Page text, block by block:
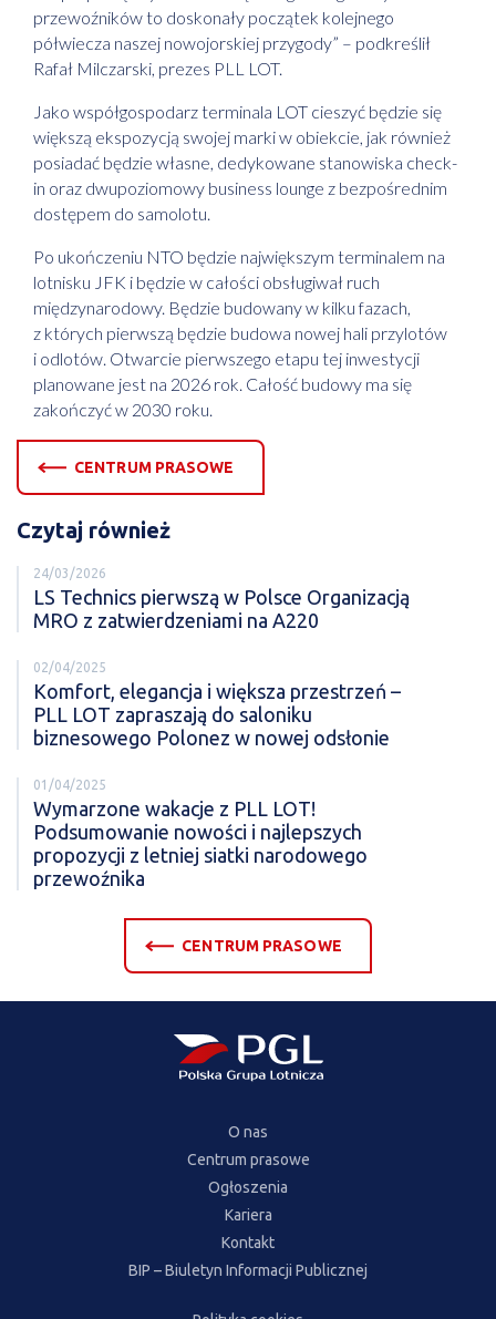
przewoźników to doskonały początek kolejnego
półwiecza naszej nowojorskiej przygody” – podkreślił
Rafał Milczarski, prezes PLL LOT.
Jako współgospodarz terminala LOT cieszyć będzie się
większą ekspozycją swojej marki w obiekcie, jak również
posiadać będzie własne, dedykowane stanowiska check-
in oraz dwupoziomowy business lounge z bezpośrednim
dostępem do samolotu.
Po ukończeniu NTO będzie największym terminalem na
lotnisku JFK i będzie w całości obsługiwał ruch
międzynarodowy. Będzie budowany w kilku fazach,
z których pierwszą będzie budowa nowej hali przylotów
i odlotów. Otwarcie pierwszego etapu tej inwestycji
planowane jest na 2026 rok. Całość budowy ma się
zakończyć w 2030 roku.
CENTRUM PRASOWE
Czytaj również
24/03/2026
LS Technics pierwszą w Polsce Organizacją
MRO z zatwierdzeniami na A220
02/04/2025
Komfort, elegancja i większa przestrzeń –
PLL LOT zapraszają do saloniku
biznesowego Polonez w nowej odsłonie
01/04/2025
Wymarzone wakacje z PLL LOT!
Podsumowanie nowości i najlepszych
propozycji z letniej siatki narodowego
przewoźnika
CENTRUM PRASOWE
O nas
Centrum prasowe
Ogłoszenia
Kariera
Kontakt
BIP – Biuletyn Informacji Publicznej